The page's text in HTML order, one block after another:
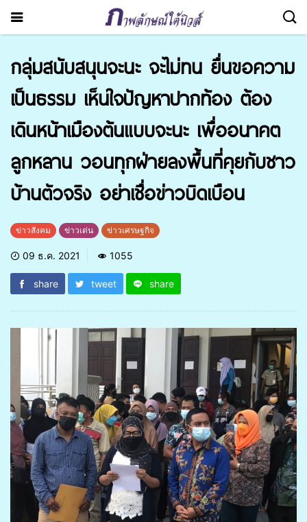
กลุ่มสนับสนุนจะนะ จะไม่ทน ยื่นขอความ
เป็นธรรม เห็นใจปัญหาปากท้อง ต้อง
เดินหน้าเมืองต้นแบบจะนะ เพื่ออนาคต
ลูกหลาน วอนทุกฝ่ายลงพื้นที่คุยกับชาว
บ้านตัวจริง อย่าเชื่อข่าวบิดเบือน
ข่าวสังคม ข่าวเด่น ข่าวเศรษฐกิจ
09 ธ.ค. 2021 1055
share tweet share